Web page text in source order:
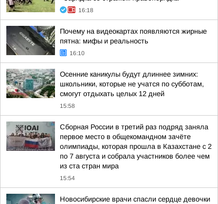
16:18
Почему на видеокартах появляются жирные
пятна: мифы и реальность
16:10
Осенние каникулы будут длиннее зимних:
школьники, которые не учатся по субботам,
смогут отдыхать целых 12 дней
15:58
Сборная России в третий раз подряд заняла
первое место в общекомандном зачёте
олимпиады, которая прошла в Казахстане с 2
по 7 августа и собрала участников более чем
из ста стран мира
15:54
Новосибирские врачи спасли сердце девочки